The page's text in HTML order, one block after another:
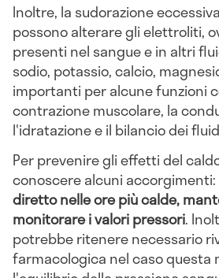
Inoltre, la sudorazione
possono alterare gli elettroliti,
presenti nel sangue e in altri
sodio, potassio, calcio,
importanti per alcune funzioni
contrazione muscolare, la
l'idratazione e il bilancio dei
Per prevenire gli effetti del
conoscere alcuni accorgimenti:
diretto nelle ore più calde,
monitorare i valori pressori.
potrebbe ritenere necessario
farmacologica nel caso questa